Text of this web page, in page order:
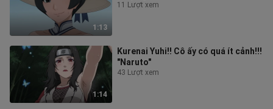
1:13
11 Lượt xem
1:14
Kurenai Yuhi!! Cô ấy có quá ít cảnh!!!
"Naruto"
43 Lượt xem